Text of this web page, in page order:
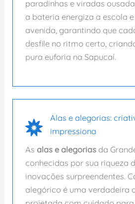
paradinhas e viradas
a bateria energiza a escola
avenida, garantindo que
desfile no ritmo certo,
pura euforia na Sapucaí.
Alas e alegorias:
impressiona
As alas e alegoriasda
conhecidas por sua riqueza
inovações surpreendentes.
alegórico é uma verdadeira